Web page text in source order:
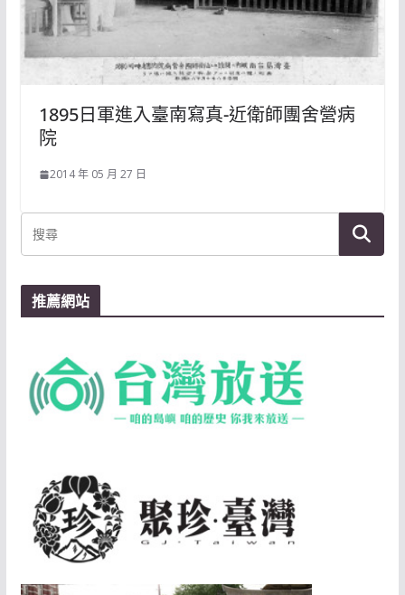
1895日軍進入臺南寫真-近衛師團舍營病
院
2014 年 05 月 27 日
推薦網站